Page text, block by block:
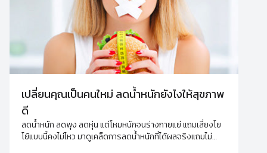
เปลี่ยนคุณเป็นคนใหม่ ลดน้ำหนักยังไงให้สุขภาพ
ดี
ลดน้ำหนัก ลดพุง ลดหุ่น แต่โหมหนักจนร่างกายแย่ แถมเสี่ยงโย
โย้แบบนี้คงไม่ไหว มาดูเคล็ดการลดน้ำหนักที่ได้ผลจริงแถมไม่